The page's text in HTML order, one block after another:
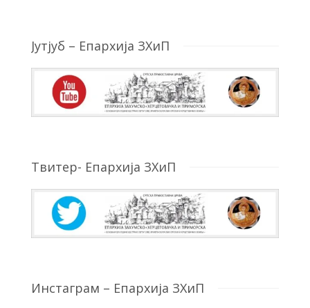
Јутјуб – Епархија ЗХиП
Твитер- Епархија ЗХиП
Инстаграм – Епархија ЗХиП